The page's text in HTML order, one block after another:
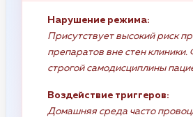
Нарушение режима:
Присутствует высокий риск
препаратов вне стен
строгой самодисциплины
Воздействие триггеров:
Домашняя среда часто